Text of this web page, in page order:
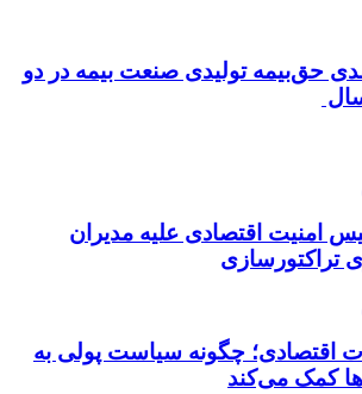
درصدی حق‌بیمه تولیدی صنعت بیمه در دو
امنیت اقتصادی علیه مدیران
تراکتورسازی
اقتصادی؛ چگونه سیاست پولی به
کمک می‌کند